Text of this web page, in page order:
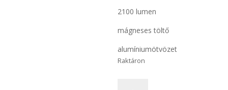
2100 lumen
mágneses töltő
alumíniumötvözet
Raktáron